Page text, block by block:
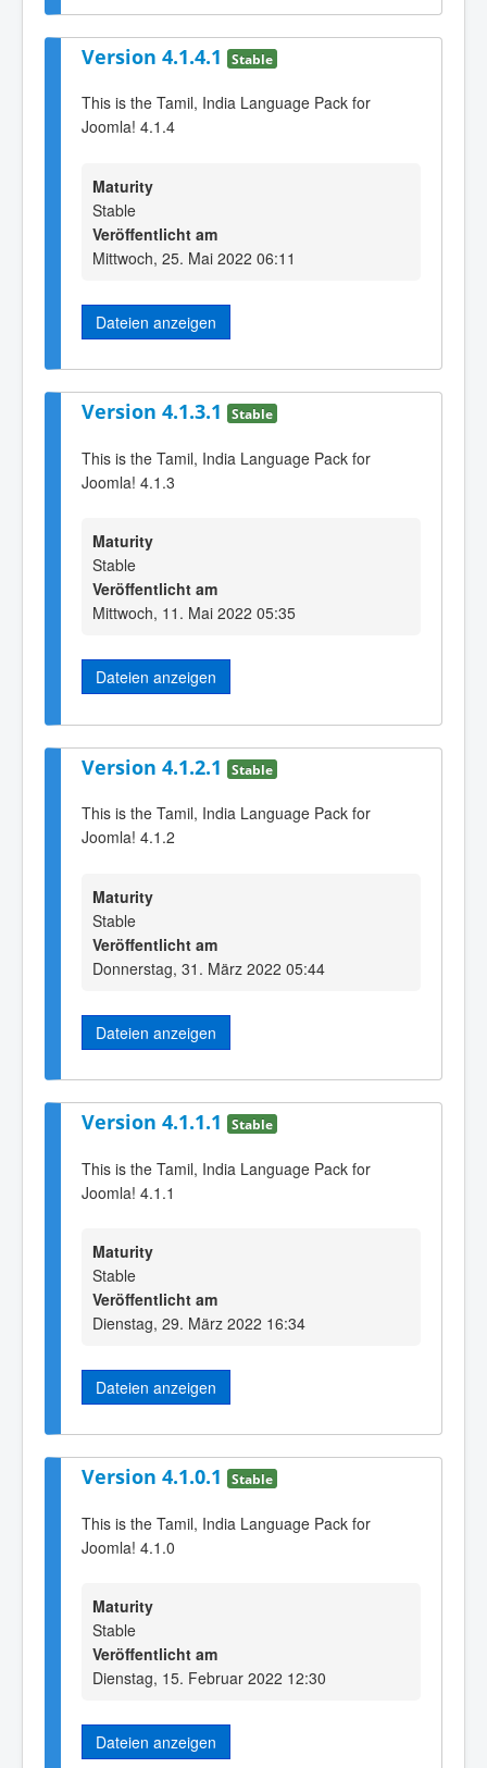
Version 4.1.4.1 Stable
This is the Tamil, India Language Pack for
Joomla! 4.1.4
Maturity
Stable
Veröffentlicht am
Mittwoch, 25. Mai 2022 06:11
Dateien anzeigen
Version 4.1.3.1 Stable
This is the Tamil, India Language Pack for
Joomla! 4.1.3
Maturity
Stable
Veröffentlicht am
Mittwoch, 11. Mai 2022 05:35
Dateien anzeigen
Version 4.1.2.1 Stable
This is the Tamil, India Language Pack for
Joomla! 4.1.2
Maturity
Stable
Veröffentlicht am
Donnerstag, 31. März 2022 05:44
Dateien anzeigen
Version 4.1.1.1 Stable
This is the Tamil, India Language Pack for
Joomla! 4.1.1
Maturity
Stable
Veröffentlicht am
Dienstag, 29. März 2022 16:34
Dateien anzeigen
Version 4.1.0.1 Stable
This is the Tamil, India Language Pack for
Joomla! 4.1.0
Maturity
Stable
Veröffentlicht am
Dienstag, 15. Februar 2022 12:30
Dateien anzeigen